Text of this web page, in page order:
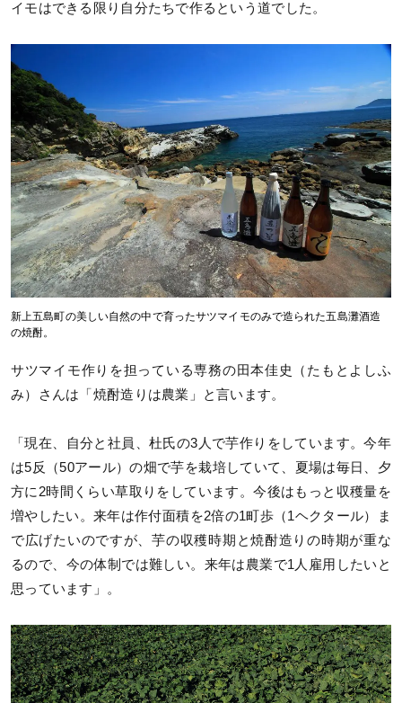
イモはできる限り自分たちで作るという道でした。
新上五島町の美しい自然の中で育ったサツマイモのみで造られた五島灘酒造
の焼酎。
サツマイモ作りを担っている専務の田本佳史（たもとよしふ
み）さんは「焼酎造りは農業」と言います。
「現在、自分と社員、杜氏の3人で芋作りをしています。今年
は5反（50アール）の畑で芋を栽培していて、夏場は毎日、夕
方に2時間くらい草取りをしています。今後はもっと収穫量を
増やしたい。来年は作付面積を2倍の1町歩（1ヘクタール）ま
で広げたいのですが、芋の収穫時期と焼酎造りの時期が重な
るので、今の体制では難しい。来年は農業で1人雇用したいと
思っています」。